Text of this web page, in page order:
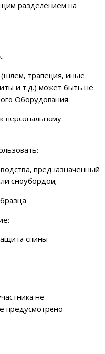
разделением на
трапеция, иные
и т.д.) может быть не
Оборудования.
персональному
предназначенный
сноубордом;
спины
не
предусмотрено